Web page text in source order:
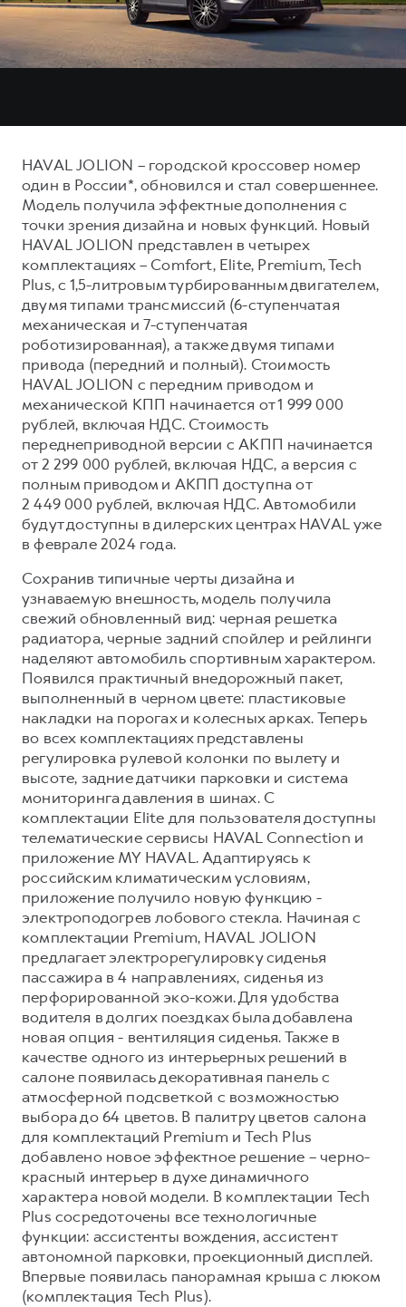
от 2 899 000 ₽ от 3 599 000 ₽
от 3 449 000 ₽
Тест-драйв
Трейд-ин
Страхование
Кредит
КОРПОРАТИВНЫМ КЛИЕНТАМ
Для малого бизнеса
Корпоративным клиентам
Крупным корпоративным клиентам
Система управления автопарком
Сервис для корпоративных клиентов
HAVAL Лизинг
АКСЕССУАРЫ HAVAL
Автомобильные аксессуары
Коллекция CITY
Коллекция Базовая
Коллекция Детская
СЕРВИСНОЕ ОБСЛУЖИВАНИЕ
Нулевое ТО
ПОДДЕРЖКА
GWM Безопасность
Гарантия HAVAL
Мобильное приложение GWM
Программа «HAVAL Защита+»
Руководства по эксплуатации
Подписки
АКСЕССУАРЫ HAVAL
Автомобильные аксессуары
Коллекция CITY
Коллекция Базовая
Коллекция Детская
О дилере
Наша команда
HAVAL JOLION – городской кроссовер номер
один в России*, обновился и стал совершеннее.
Модель получила эффектные дополнения с
точки зрения дизайна и новых функций. Новый
HAVAL JOLION представлен в четырех
комплектациях – Comfort, Elite, Premium, Tech
Plus, с 1,5-литровым турбированным двигателем,
двумя типами трансмиссий (6-ступенчатая
механическая и 7-ступенчатая
роботизированная), а также двумя типами
привода (передний и полный). Стоимость
HAVAL JOLION с передним приводом и
механической КПП начинается от 1 999 000
рублей, включая НДС. Стоимость
переднеприводной версии с АКПП начинается
от 2 299 000 рублей, включая НДС, а версия с
полным приводом и АКПП доступна от
2 449 000 рублей, включая НДС. Автомобили
будут доступны в дилерских центрах HAVAL уже
в феврале 2024 года.
Сохранив типичные черты дизайна и
узнаваемую внешность, модель получила
свежий обновленный вид: черная решетка
радиатора, черные задний спойлер и рейлинги
наделяют автомобиль спортивным характером.
Появился практичный внедорожный пакет,
выполненный в черном цвете: пластиковые
накладки на порогах и колесных арках. Теперь
во всех комплектациях представлены
регулировка рулевой колонки по вылету и
высоте, задние датчики парковки и система
мониторинга давления в шинах. С
комплектации Elite для пользователя доступны
телематические сервисы HAVAL Connection и
приложение MY HAVAL. Адаптируясь к
российским климатическим условиям,
приложение получило новую функцию -
электроподогрев лобового стекла. Начиная с
комплектации Premium, HAVAL JOLION
предлагает электрорегулировку сиденья
пассажира в 4 направлениях, сиденья из
перфорированной эко-кожи. Для удобства
водителя в долгих поездках была добавлена
новая опция - вентиляция сиденья. Также в
качестве одного из интерьерных решений в
салоне появилась декоративная панель с
атмосферной подсветкой с возможностью
выбора до 64 цветов. В палитру цветов салона
для комплектаций Premium и Tech Plus
добавлено новое эффектное решение – черно-
красный интерьер в духе динамичного
характера новой модели. В комплектации Tech
Plus сосредоточены все технологичные
функции: ассистенты вождения, ассистент
автономной парковки, проекционный дисплей.
Впервые появилась панорамная крыша с люком
(комплектация Tech Plus).